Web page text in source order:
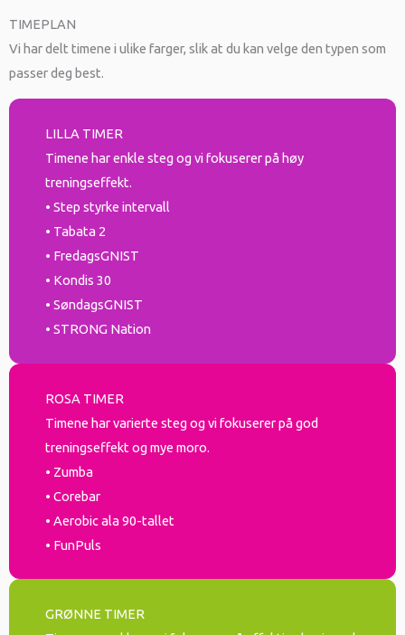
TIMEPLAN
Vi har delt timene i ulike farger, slik at du kan velge den typen som
passer deg best.
LILLA TIMER
Timene har enkle steg og vi fokuserer på høy
treningseffekt.
• Step styrke intervall
• Tabata 2
• FredagsGNIST
• Kondis 30
• SøndagsGNIST
• STRONG Nation
ROSA TIMER
Timene har varierte steg og vi fokuserer på god
treningseffekt og mye moro.
• Zumba
• Corebar
• Aerobic ala 90-tallet
• FunPuls
GRØNNE TIMER